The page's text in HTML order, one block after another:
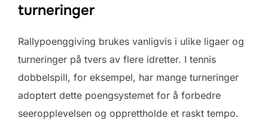
turneringer
Rallypoenggiving brukes vanligvis i ulike ligaer og
turneringer på tvers av flere idretter. I tennis
dobbelspill, for eksempel, har mange turneringer
adoptert dette poengsystemet for å forbedre
seeropplevelsen og opprettholde et raskt tempo.